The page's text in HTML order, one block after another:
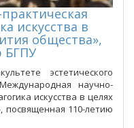
искусства в
общества»,
БГПУ
эстетического
научно-
искусства в целях
посвященная 110-летию